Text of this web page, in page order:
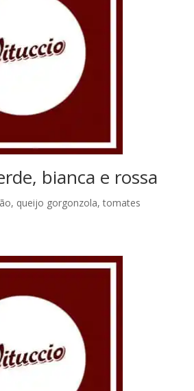
bianca e rossa
queijo gorgonzola, tomates